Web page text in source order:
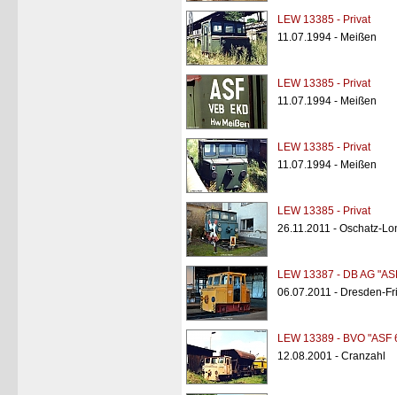
LEW 13385 - Privat
11.07.1994 - Meißen
LEW 13385 - Privat
11.07.1994 - Meißen
LEW 13385 - Privat
11.07.1994 - Meißen
LEW 13385 - Privat
26.11.2011 - Oschatz-
LEW 13387 - DB AG
06.07.2011 - Dresden-
LEW 13389 - BVO "ASF
12.08.2001 - Cranzahl